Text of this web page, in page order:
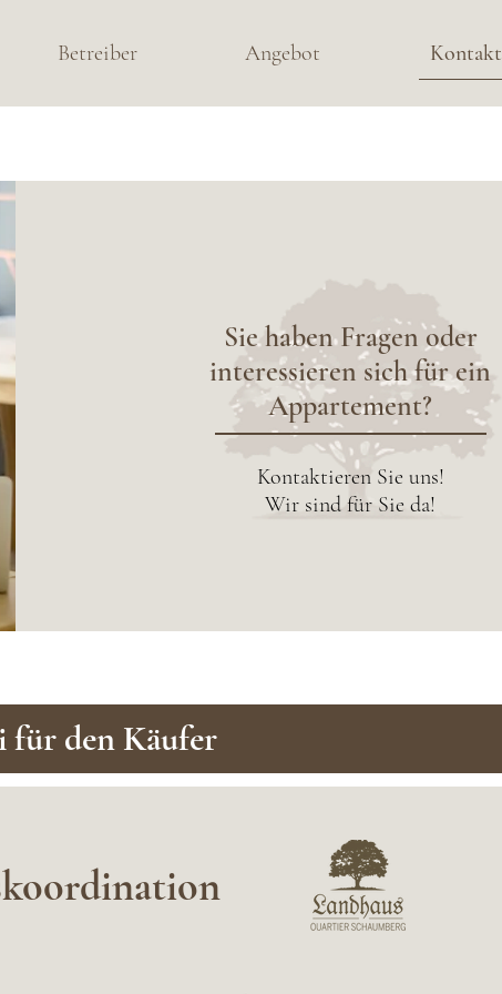
Betreiber Angebot Kontakt
Sie haben Fragen oder
interessieren sich für ein
Appartement?
Kontaktieren Sie uns!
Wir sind für Sie da!
für den Käufer